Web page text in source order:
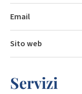
Email
Sito web
Servizi